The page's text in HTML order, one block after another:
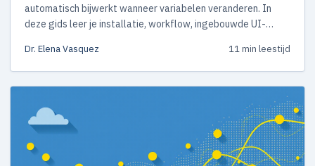
automatisch bijwerkt wanneer variabelen veranderen. In
deze gids leer je installatie, workflow, ingebouwde UI-
voor data science.
Dr. Elena Vasquez 11 min leestijd